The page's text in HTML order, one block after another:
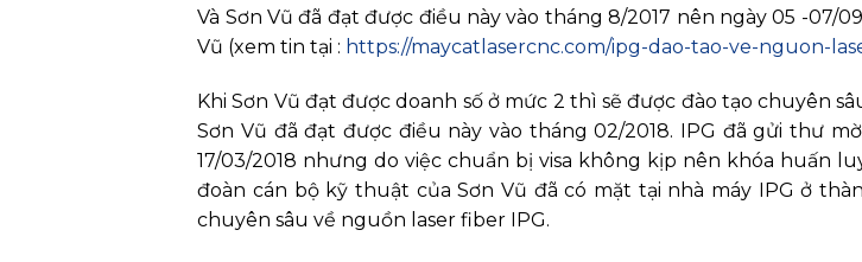
Và Sơn Vũ đã đạt được điều này vào tháng 8/2017 nên ngày 05 -07/
Vũ (xem tin tại : https://maycatlasercnc.com/ipg-dao-tao-ve-nguon-
Khi Sơn Vũ đạt được doanh số ở mức 2 thì sẽ được đào tạo chuyên
Sơn Vũ đã đạt được điều này vào tháng 02/2018. IPG đã gửi thư
17/03/2018 nhưng do việc chuẩn bị visa không kịp nên khóa huấn
đoàn cán bộ kỹ thuật của Sơn Vũ đã có mặt tại nhà máy IPG ở
chuyên sâu về nguồn laser fiber IPG.